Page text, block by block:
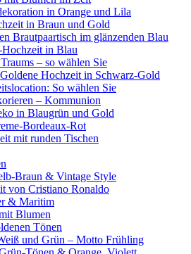
in Orange und Lila
in Braun und Gold
Brautpaartisch im glänzenden Blau
in Blau
– so wählen Sie
Hochzeit in Schwarz-Gold
So wählen Sie
– Kommunion
in Blaugrün und Gold
Bordeaux-Rot
mit runden Tischen
Braun & Vintage Style
von Cristiano Ronaldo
& Maritim
Blumen
Tönen
und Grün – Motto Frühling